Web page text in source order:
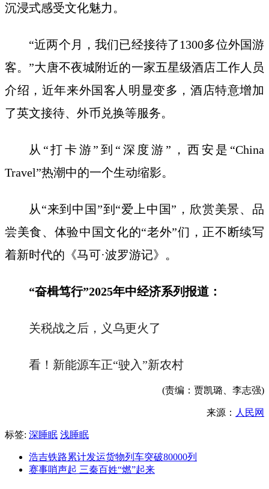
沉浸式感受文化魅力。
“近两个月，我们已经接待了1300多位外国游
客。”大唐不夜城附近的一家五星级酒店工作人员
介绍，近年来外国客人明显变多，酒店特意增加
了英文接待、外币兑换等服务。
从“打卡游”到“深度游”，西安是“China
Travel”热潮中的一个生动缩影。
从“来到中国”到“爱上中国”，欣赏美景、品
尝美食、体验中国文化的“老外”们，正不断续写
着新时代的《马可·波罗游记》。
“奋楫笃行”2025年中经济系列报道：
关税战之后，义乌更火了
看！新能源车正“驶入”新农村
(责编：贾凯璐、李志强)
来源： 人民网
标签: 深睡眠 浅睡眠
浩吉铁路累计发运货物列车突破80000列
赛事哨声起 三秦百姓“燃”起来